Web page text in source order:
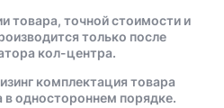
товара, точной стоимости и
только после
кол-центра.
комплектация товара
одностороннем порядке.